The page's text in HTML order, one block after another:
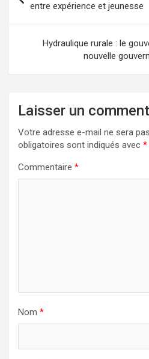
entre expérience et jeunesse
Hydraulique rurale : le
nouvelle
Laisser un
Votre adresse e-mail ne sera
obligatoires sont indiqués avec *
Commentaire *
Nom *